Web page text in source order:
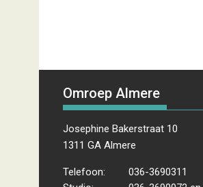
Omroep Almere
Josephine Bakerstraat 10
1311 GA Almere
Telefoon:
036-3690311